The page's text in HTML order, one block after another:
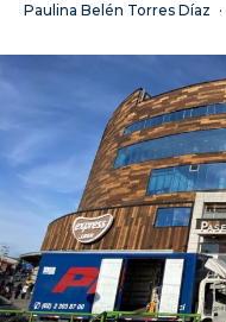
Paulina Belén Torres Díaz ·